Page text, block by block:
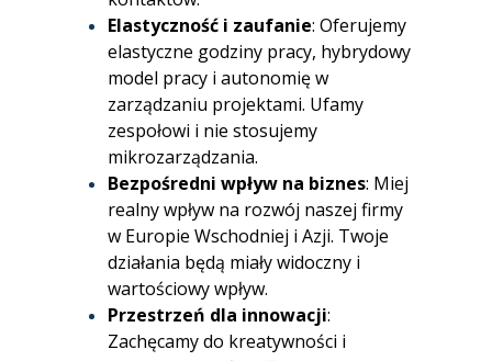
Elastyczność i zaufanie: Oferujemy
elastyczne godziny pracy, hybrydowy
model pracy i autonomię w
zarządzaniu projektami. Ufamy
zespołowi i nie stosujemy
mikrozarządzania.
Bezpośredni wpływ na biznes: Miej
realny wpływ na rozwój naszej firmy
w Europie Wschodniej i Azji. Twoje
działania będą miały widoczny i
wartościowy wpływ.
Przestrzeń dla innowacji:
Zachęcamy do kreatywności i